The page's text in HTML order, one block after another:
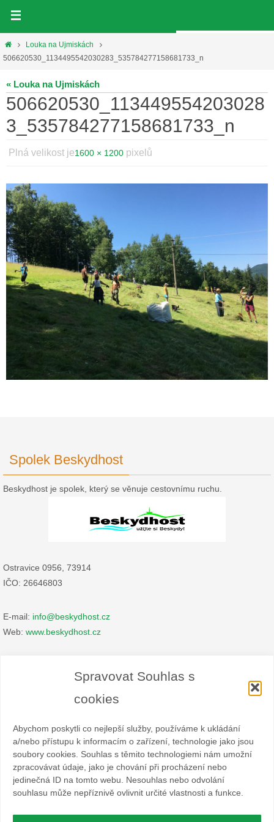
Spravovat Souhlas s
cookies
Abychom poskytli co nejlepší služby, používáme k ukládání
a/nebo přístupu k informacím o zařízení, technologie jako jsou
soubory cookies. Souhlas s těmito technologiemi nám umožní
zpracovávat údaje, jako je chování při procházení nebo
jedinečná ID na tomto webu. Nesouhlas nebo odvolání
souhlasu může nepříznivě ovlivnit určité vlastnosti a funkce.
obsahHomeLouka na Ujmiskách
506620530_1134495542030283_535784277158681733_n
« Louka na Ujmiskách
506620530_113449554203028
3_535784277158681733_n
Plná velikost je1600 × 1200 pixelů
Spolek Beskydhost
Beskydhost je spolek, který se věnuje cestovnímu ruchu.
Ostravice 0956, 73914
IČO: 26646803
E-mail: info@beskydhost.cz
Web: www.beskydhost.cz
Spolek BESKYDHOST je dobrovolný svazek fyzických a
právnických osob podnikajících v hostinské živnosti
a příbuzných oborech v oblasti cestovního ruchu. Místem